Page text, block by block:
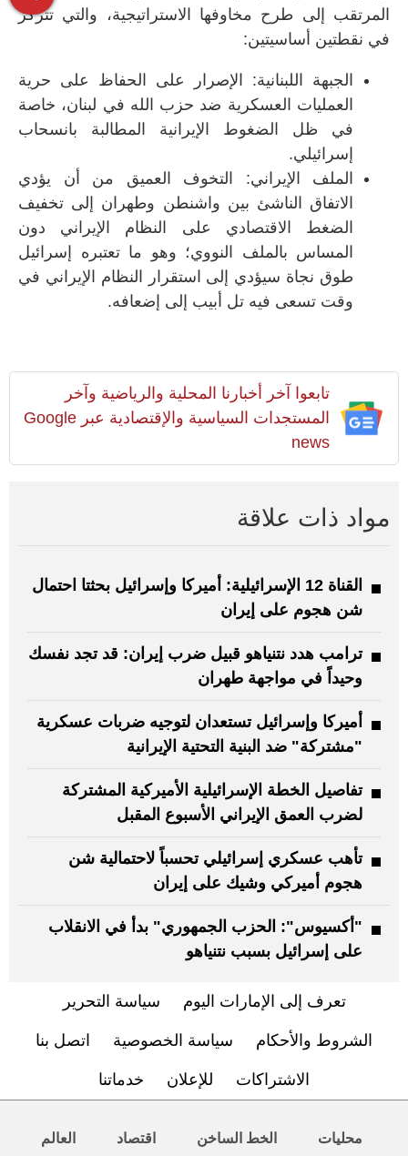
المرتقب إلى طرح مخاوفها الاستراتيجية، والتي تتركز
في نقطتين أساسيتين:
الجبهة اللبنانية: الإصرار على الحفاظ على حرية
العمليات العسكرية ضد حزب الله في لبنان، خاصة
في ظل الضغوط الإيرانية المطالبة بانسحاب
إسرائيلي.
الملف الإيراني: التخوف العميق من أن يؤدي
الاتفاق الناشئ بين واشنطن وطهران إلى تخفيف
الضغط الاقتصادي على النظام الإيراني دون
المساس بالملف النووي؛ وهو ما تعتبره إسرائيل
طوق نجاة سيؤدي إلى استقرار النظام الإيراني في
وقت تسعى فيه تل أبيب إلى إضعافه.
تابعوا آخر أخبارنا المحلية والرياضية وآخر
المستجدات السياسية والإقتصادية عبر Google
news
مواد ذات علاقة
القناة 12 الإسرائيلية: أميركا وإسرائيل بحثتا احتمال
شن هجوم على إيران
ترامب هدد نتنياهو قبيل ضرب إيران: قد تجد نفسك
وحيداً في مواجهة طهران
أميركا وإسرائيل تستعدان لتوجيه ضربات عسكرية
"مشتركة" ضد البنية التحتية الإيرانية
تفاصيل الخطة الإسرائيلية الأميركية المشتركة
لضرب العمق الإيراني الأسبوع المقبل
تأهب عسكري إسرائيلي تحسباً لاحتمالية شن
هجوم أميركي وشيك على إيران
"أكسيوس": الحزب الجمهوري" بدأ في الانقلاب
على إسرائيل بسبب نتنياهو
تعرف إلى الإمارات اليوم سياسة التحرير
الشروط والأحكام سياسة الخصوصية اتصل بنا
الاشتراكات للإعلان خدماتنا
محليات الخط الساخن اقتصاد العالم